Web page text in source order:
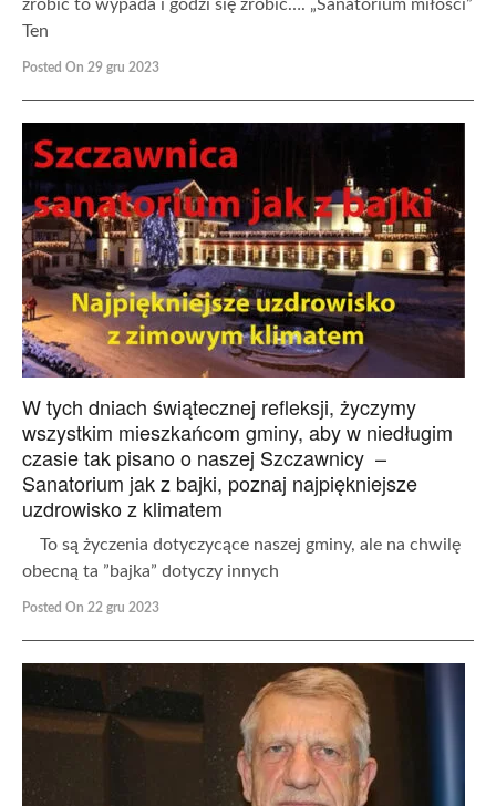
zrobić to wypada i godzi się zrobić…. „Sanatorium miłości”
Ten
Posted On 29 gru 2023
W tych dniach świątecznej refleksji, życzymy
wszystkim mieszkańcom gminy, aby w niedługim
czasie tak pisano o naszej Szczawnicy –
Sanatorium jak z bajki, poznaj najpiękniejsze
uzdrowisko z klimatem
To są życzenia dotyczycące naszej gminy, ale na chwilę
obecną ta ”bajka” dotyczy innych
Posted On 22 gru 2023